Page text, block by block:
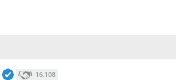
16.108